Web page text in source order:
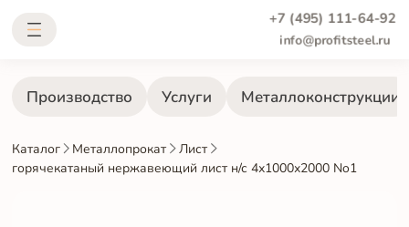
+7 (495) 111-64-92
info@profitsteel.ru
Производство Услуги Металлоконструкции
Каталог Металлопрокат
Лист
горячекатаный нержавеющий лист н/с 4х1000х2000 No1